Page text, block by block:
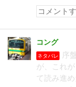
コング
ネタバレ
序
が、これ
て読み進